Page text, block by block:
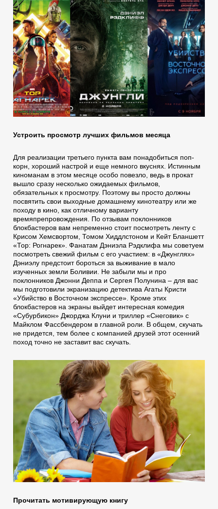
Устроить просмотр лучших фильмов месяца
Для реализации третьего пункта вам понадобиться поп-
корн, хороший настрой и еще немного вкуснях. Истинным
киноманам в этом месяце особо повезло, ведь в прокат
вышло сразу несколько ожидаемых фильмов,
обязательных к просмотру. Поэтому вы просто должны
посвятить свои выходные домашнему кинотеатру или же
походу в кино, как отличному варианту
времяпрепровождения. По отзывам поклонников
блокбастеров вам непременно стоит посмотреть ленту с
Крисом Хемсвортом, Томом Хиддлстоном и Кейт Бланшетт
«Тор: Рогнарек». Фанатам Дэниэла Рэдклифа мы советуем
посмотреть свежий фильм с его участием: в «Джунглях»
Дэниэлу предстоит бороться за выживание в мало
изученных земли Боливии. Не забыли мы и про
поклонников Джонни Деппа и Сергея Полунина – для вас
мы подготовили экранизацию детектива Агаты Кристи
«Убийство в Восточном экспрессе». Кроме этих
блокбастеров на экраны выйдет интересная комедия
«Субурбикон» Джорджа Клуни и триллер «Снеговик» с
Майклом Фассбендером в главной роли. В общем, скучать
не придется, тем более с компанией друзей этот осенний
поход точно не заставит вас скучать.
Прочитать мотивирующую книгу